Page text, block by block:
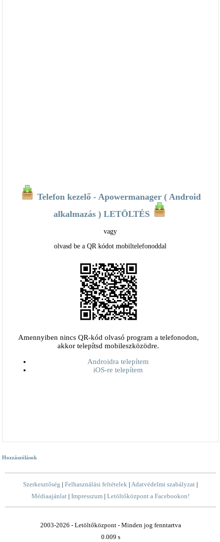
Telefon kezelő - Apowermanager ( Android
alkalmazás ) LETÖLTÉS
vagy
olvasd be a QR kódot mobiltelefonoddal
Amennyiben nincs QR-kód olvasó program a telefonodon,
akkor telepítsd mobileszközödre.
Androidra telepítem
iOS-re telepítem
Hozzászólások
Szerkesztőség |Felhasználási feltételek |Adatvédelmi szabályzat |
Médiaajánlat |Impresszum |Letöltőközpont a Facebookon!
2003-2026 - Letöltőközpont - Minden jog fenntartva
0.009 s